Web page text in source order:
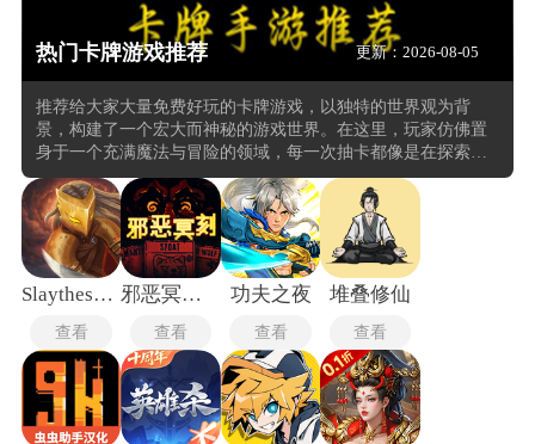
热门卡牌游戏推荐 更新：2026-08-05
推荐给大家大量免费好玩的卡牌游戏，以独特的世界观为背
景，构建了一个宏大而神秘的游戏世界。在这里，玩家仿佛置
身于一个充满魔法与冒险的领域，每一次抽卡都像是在探索未
知的宝藏，每一场对战都是智慧与勇气的较量。玩家在卡牌收
集与搭配的过程中，能够体验到无尽的乐趣。游戏的难度曲线
设计得恰到好处，无论是新手玩家还是资深卡牌爱好者，都能
在其中找到属于自己的挑战与成就感。
Slaythespire手机版
查看
邪恶冥刻中文版
查看
功夫之夜
查看
堆叠修仙
查看